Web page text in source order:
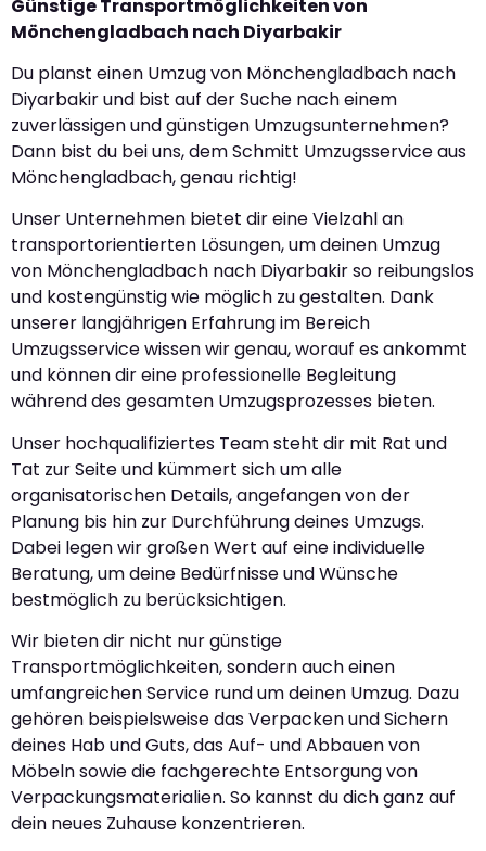
Günstige Transportmöglichkeiten von
Mönchengladbach nach Diyarbakir
Du planst einen Umzug von Mönchengladbach nach
Diyarbakir und bist auf der Suche nach einem
zuverlässigen und günstigen Umzugsunternehmen?
Dann bist du bei uns, dem Schmitt Umzugsservice aus
Mönchengladbach, genau richtig!
Unser Unternehmen bietet dir eine Vielzahl an
transportorientierten Lösungen, um deinen Umzug
von Mönchengladbach nach Diyarbakir so reibungslos
und kostengünstig wie möglich zu gestalten. Dank
unserer langjährigen Erfahrung im Bereich
Umzugsservice wissen wir genau, worauf es ankommt
und können dir eine professionelle Begleitung
während des gesamten Umzugsprozesses bieten.
Unser hochqualifiziertes Team steht dir mit Rat und
Tat zur Seite und kümmert sich um alle
organisatorischen Details, angefangen von der
Planung bis hin zur Durchführung deines Umzugs.
Dabei legen wir großen Wert auf eine individuelle
Beratung, um deine Bedürfnisse und Wünsche
bestmöglich zu berücksichtigen.
Wir bieten dir nicht nur günstige
Transportmöglichkeiten, sondern auch einen
umfangreichen Service rund um deinen Umzug. Dazu
gehören beispielsweise das Verpacken und Sichern
deines Hab und Guts, das Auf- und Abbauen von
Möbeln sowie die fachgerechte Entsorgung von
Verpackungsmaterialien. So kannst du dich ganz auf
dein neues Zuhause konzentrieren.